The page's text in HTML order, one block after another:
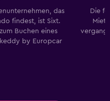
das
findest, ist Sixt.
Buchen eines
by Europcar
Die